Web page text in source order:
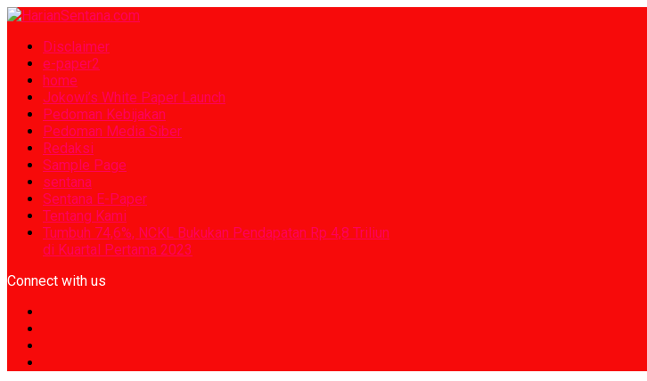
Disclaimer
e-paper2
home
Jokowi’s White Paper Launch
Pedoman Kebijakan
Pedoman Media Siber
Redaksi
Sample Page
sentana
Sentana E-Paper
Tentang Kami
Tumbuh 74,6%, NCKL Bukukan Pendapatan Rp 4,8 Triliun
di Kuartal Pertama 2023
Connect with us